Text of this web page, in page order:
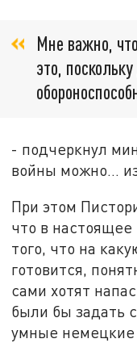
Мне важно,
это,
- подчеркнул
войны можно…
При этом
что в
того, что на
готовится,
сами хотят
были бы задать
умные немецкие